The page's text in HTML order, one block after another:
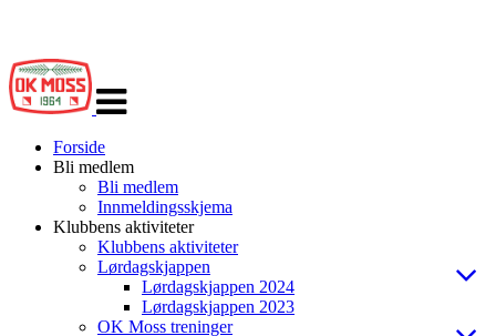
navigasjon
Forside
Bli medlem
Bli medlem
Innmeldingsskjema
Klubbens aktiviteter
Klubbens aktiviteter
Lørdagskjappen
Lørdagskjappen 2024
Lørdagskjappen 2023
OK Moss treninger